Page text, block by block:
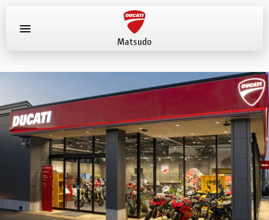
Matsudo
店舗へ電話する
047-330-0916
新車
中古車
試乗車
イベント